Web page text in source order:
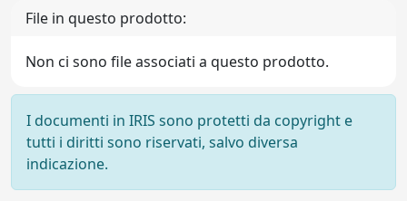
File in questo prodotto:
Non ci sono file associati a questo prodotto.
I documenti in IRIS sono protetti da copyright e
tutti i diritti sono riservati, salvo diversa
indicazione.